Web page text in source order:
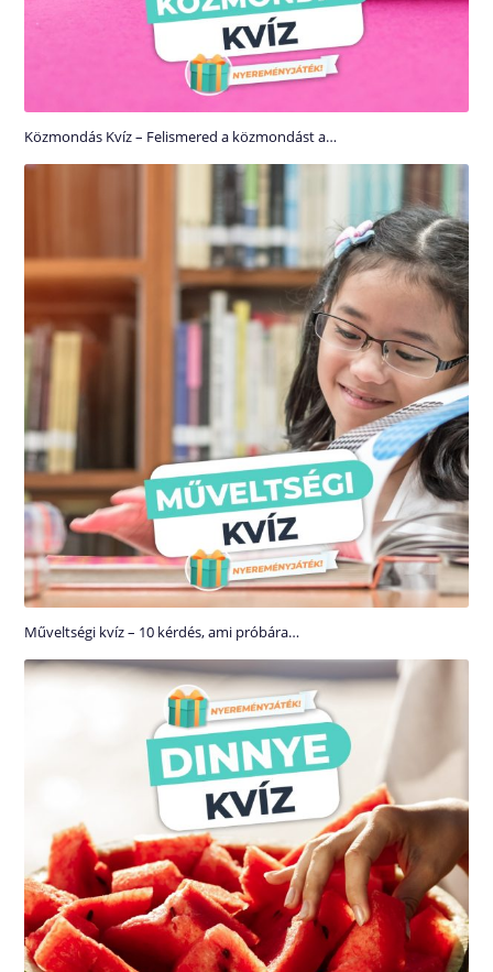
Közmondás Kvíz – Felismered a közmondást a…
Műveltségi kvíz – 10 kérdés, ami próbára…